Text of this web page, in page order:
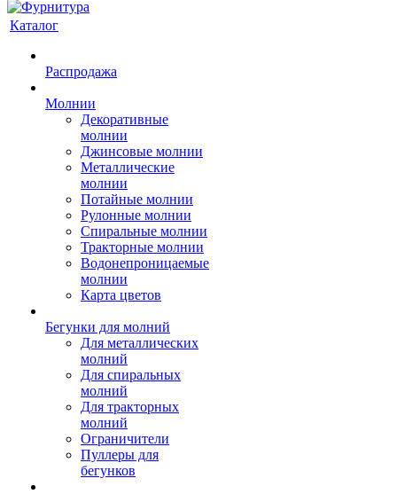
Каталог
Распродажа
Молнии
Декоративные
молнии
Джинсовые молнии
Металлические
молнии
Потайные молнии
Рулонные молнии
Спиральные молнии
Тракторные молнии
Водонепроницаемые
молнии
Карта цветов
Бегунки для молний
Для металлических
молний
Для спиральных
молний
Для тракторных
молний
Ограничители
Пуллеры для
бегунков